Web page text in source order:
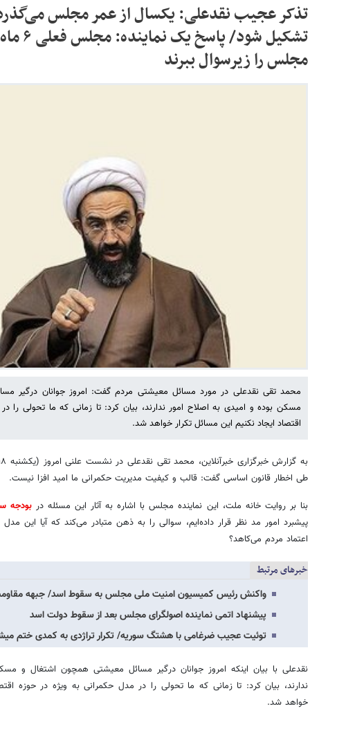
تذکر عجیب نقدعلی: یکسال از عمر مجلس
تشکیل
مجلس را زیرسوال ببرند
محمد تقی نقدعلی در مورد مسائل معیشتی مردم گفت: امروز جوانان درگیر
مسکن بوده و امیدی به اصلاح امور ندارند، بیان کرد: تا زمانی که ما تحولی را
اقتصاد ایجاد نکنیم این مسائل تکرار خواهد شد.
طی اخطار قانون اساسی گفت: قالب و کیفیت مدیریت حکمرانی ما امید افزا نیست.
بنا بر روایت خانه ملت، این نماینده مجلس با اشاره به آثار این مسئله دربودجه سال
پیشبرد امور مد نظر قرار داده‌ایم، سوالی را به ذهن متبادر می‌کند که آیا این
اعتماد مردم می‌کاهد؟
خبرهای مرتبط
واکنش رئیس کمیسیون امنیت ملی مجلس به سقوط اسد/ جبهه
پیشنهاد اتمی نماینده اصولگرای مجلس بعد از سقوط دولت اسد
توئیت عجیب ضرغامی با هشتگ سوریه/ تکرار تراژدی به کمدی ختم
نقدعلی با بیان اینکه امروز جوانان درگیر مسائل معیشتی همچون اشتغال و
ندارند، بیان کرد: تا زمانی که ما تحولی را در مدل حکمرانی به ویژه در حوزه
خواهد شد.